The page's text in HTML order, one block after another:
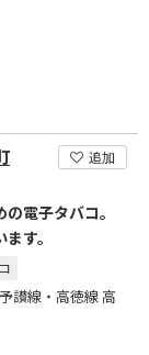
追加
電子タバコ。
す。
讃線・高徳線 高